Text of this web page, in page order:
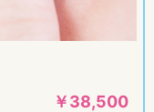
￥38,500